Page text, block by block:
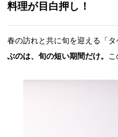
料理が目白押し！
春の訪れと共に旬を迎える「
ぶのは、旬の短い期間だけ。